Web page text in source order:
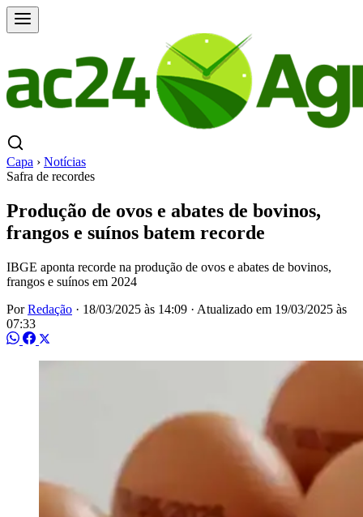
Capa › Notícias
Safra de recordes
Produção de ovos e abates de bovinos,
frangos e suínos batem recorde
IBGE aponta recorde na produção de ovos e abates de bovinos,
frangos e suínos em 2024
PorRedação · 18/03/2025 às 14:09 · Atualizado em 19/03/2025 às
07:33